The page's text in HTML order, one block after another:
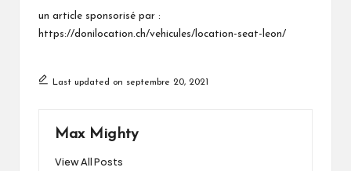
un article sponsorisé par :
https://donilocation.ch/vehicules/location-seat-leon/
Last updated on septembre 20, 2021
Max Mighty
View All Posts